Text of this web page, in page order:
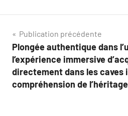
Navigation
de
l’article
Publication précédente
Plongée authentique dans
l’expérience immersive
directement dans les caves
compréhension de